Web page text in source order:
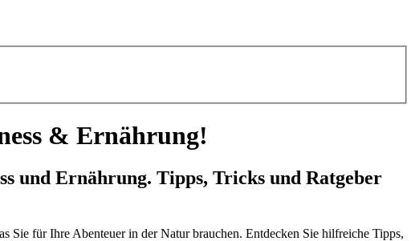
& Ernährung!
und Ernährung. Tipps, Tricks und Ratgeber
für Ihre Abenteuer in der Natur brauchen. Entdecken Sie hilfreiche Tipps,